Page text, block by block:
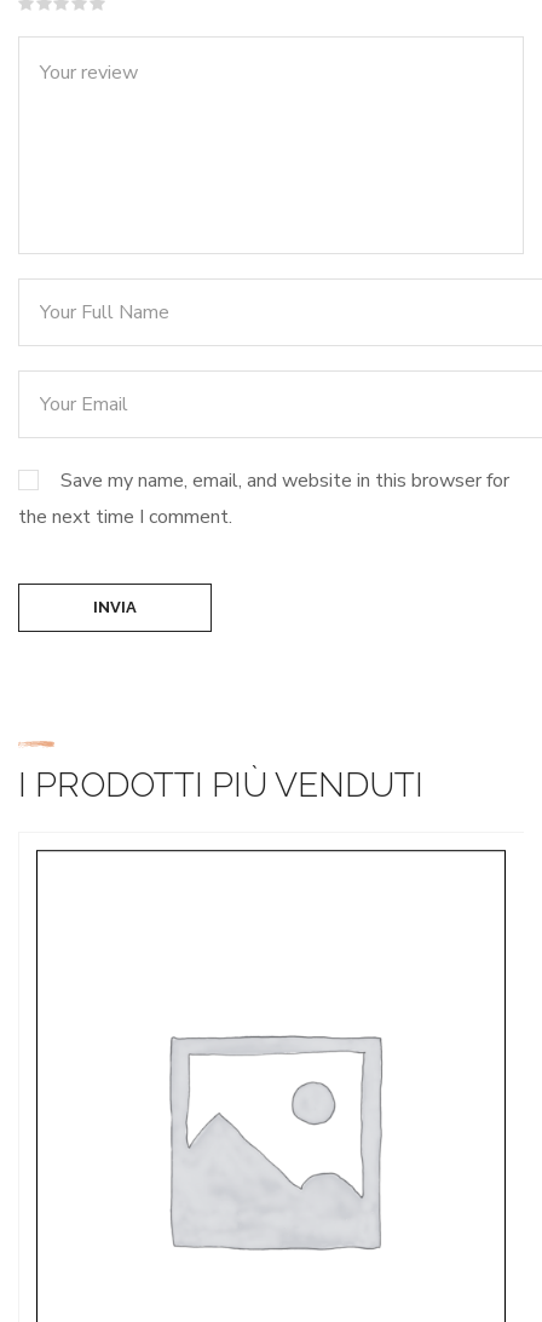
Save my name, email, and website in this browser for
the next time I comment.
INVIA
I PRODOTTI PIÙ VENDUTI